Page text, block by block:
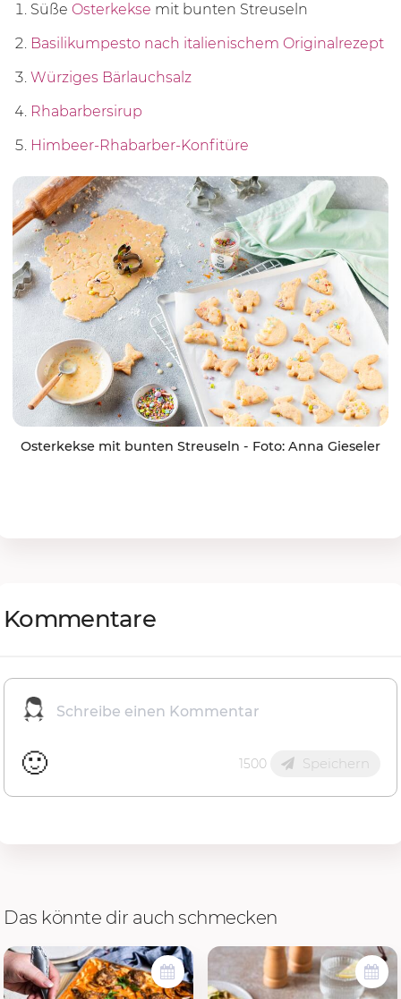
Süße Osterkekse mit bunten Streuseln
Basilikumpesto nach italienischem Originalrezept
Würziges Bärlauchsalz
Rhabarbersirup
Himbeer-Rhabarber-Konfitüre
Osterkekse mit bunten Streuseln - Foto: Anna Gieseler
Kommentare
🙂 1500 Speichern
Das könnte dir auch schmecken